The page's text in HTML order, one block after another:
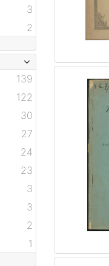
3
2
139
122
30
27
24
23
3
3
2
1